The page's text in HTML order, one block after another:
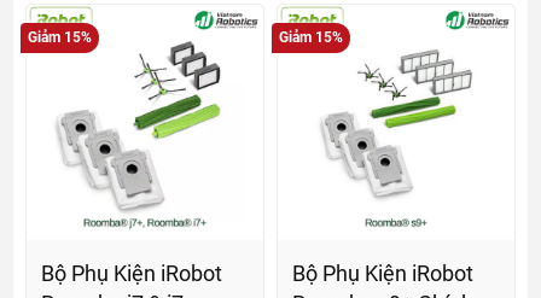
Giảm 15%
Bộ Phụ Kiện iRobot
Giảm 15%
Bộ Phụ Kiện iRobot